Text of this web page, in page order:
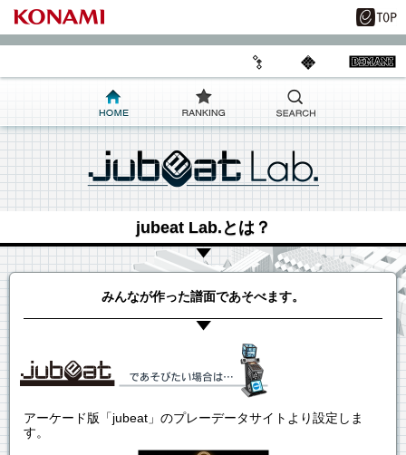
jubeat Lab.とは？
みんなが作った譜面であそべます。
アーケード版「jubeat」のプレーデータサイトより設定しま
す。